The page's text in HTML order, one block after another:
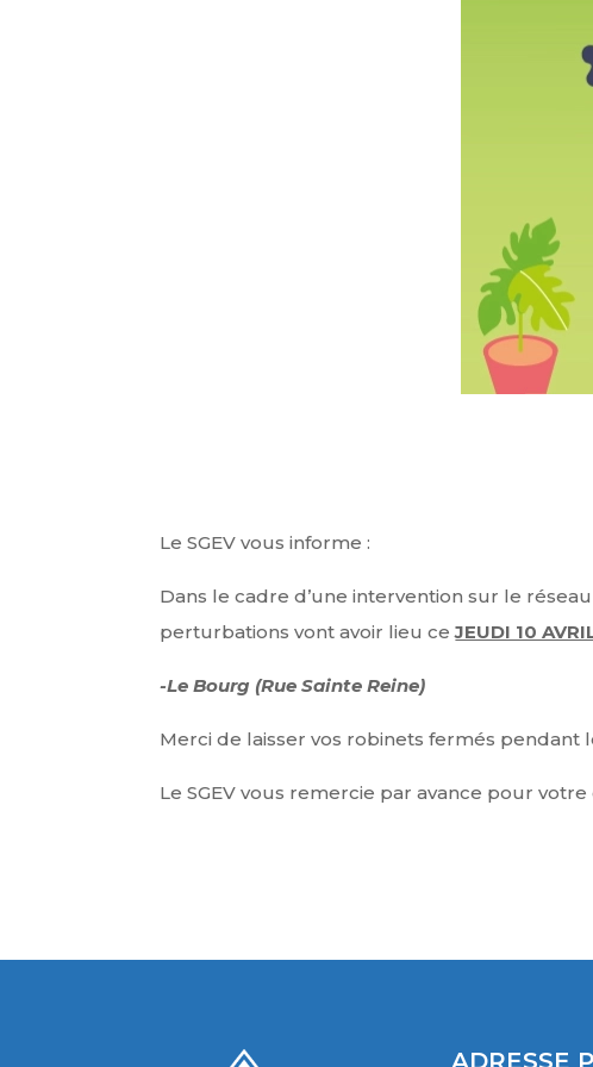
Le SGEV vous informe :
Dans le cadre d’une intervention sur le
perturbations vont avoir lieu ce JEUDI 10
-Le Bourg (Rue Sainte Reine)
Merci de laisser vos robinets fermés pendant
Le SGEV vous remercie par avance pour